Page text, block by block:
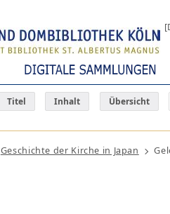
Titel Inhalt Übersicht
Geschichte der Kirche in Japan